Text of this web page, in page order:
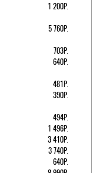
1 200Р.
5 760Р.
703Р.
640Р.
481Р.
390Р.
494Р.
1 496Р.
3 410Р.
3 740Р.
640Р.